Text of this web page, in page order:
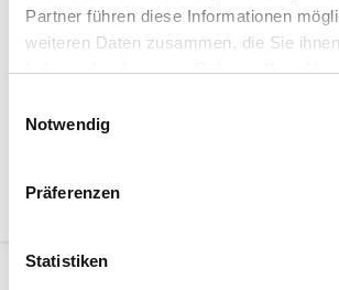
Partner führen diese Informationen
weiteren Daten zusammen, die Sie
haben oder die sie im Rahmen Ihrer
Notwendig
Präferenzen
Statistiken
zzgl. Versandkosten